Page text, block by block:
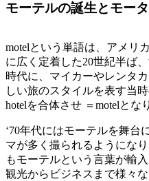
モーテルの誕生とモー
motelという単語は、アメリ
に広く定着した20世紀半ば
時代に、マイカーやレンタ
しい旅のスタイルを表す当
hotelを合体させ ＝motelとな
‘70年代にはモーテルを舞台
マが多く撮られるようにな
もモーテルという言葉が輸
観光からビジネスまで様々